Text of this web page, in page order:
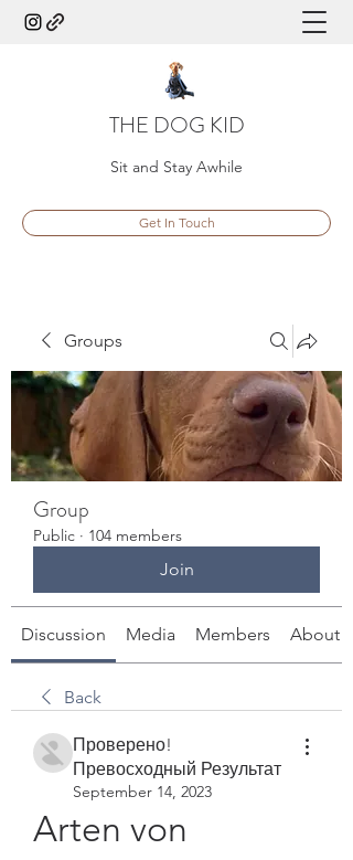
THE DOG KID
Sit and Stay Awhile
Get In Touch
Groups
Group
Public · 104 members
Join
Discussion Media Members About
Back
Проверено!
Превосходный Результат
September 14, 2023
Arten von